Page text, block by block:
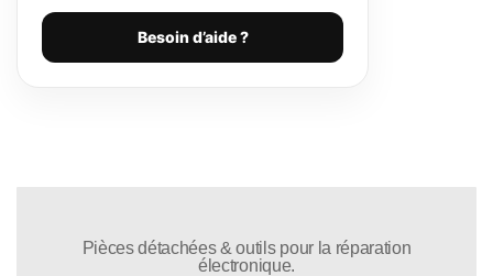
Besoin d’aide ?
Pièces détachées & outils pour la réparation
électronique.